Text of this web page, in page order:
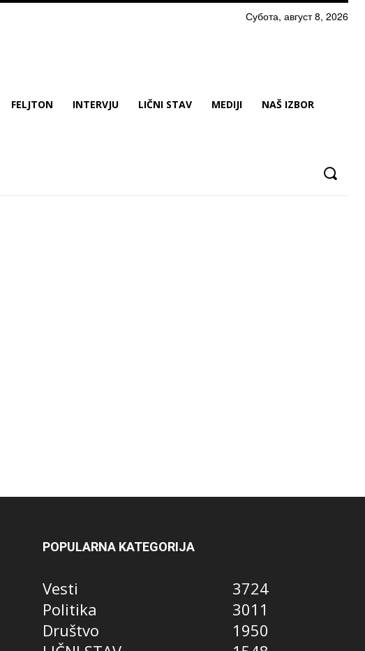
Субота, август 8, 2026
FELJTON INTERVJU LIČNI STAV MEDIJI NAŠ IZBOR
POPULARNA KATEGORIJA
Vesti
3724
Politika
3011
Društvo
1950